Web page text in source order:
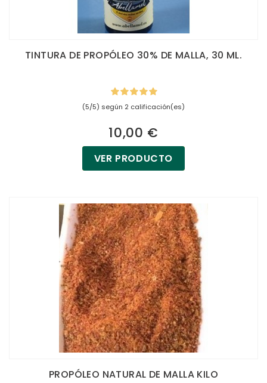
TINTURA DE PROPÓLEO 30% DE MALLA, 30 ML.
(5/5) según 2 calificación(es)
10,00 €
VER PRODUCTO
PROPÓLEO NATURAL DE MALLA KILO